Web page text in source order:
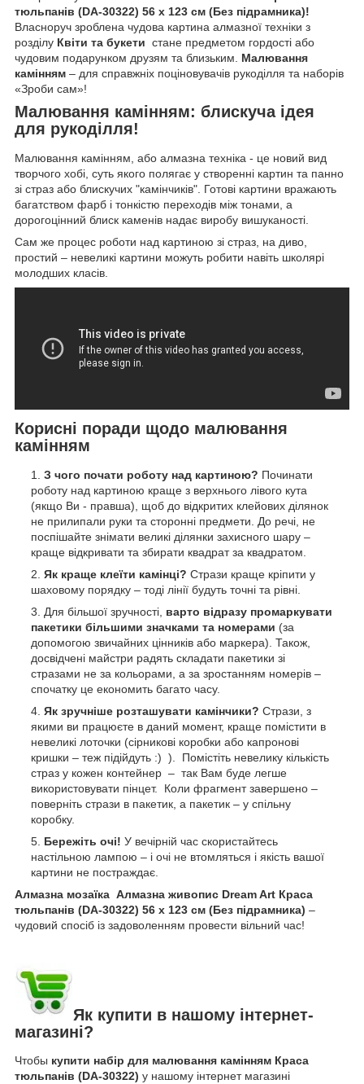
тюльпанів (DA-30322) 56 х 123 см (Без підрамника)!
Власноруч зроблена чудова картина алмазної техніки з
розділу Квіти та букети стане предметом гордості або
чудовим подарунком друзям та близьким. Малювання
камінням – для справжніх поціновувачів рукоділля та наборів
«Зроби сам»!
Малювання камінням: блискуча ідея
для рукоділля!
Малювання камінням, або алмазна техніка - це новий вид
творчого хобі, суть якого полягає у створенні картин та панно
зі страз або блискучих "камінчиків". Готові картини вражають
багатством фарб і тонкістю переходів між тонами, а
дорогоцінний блиск каменів надає виробу вишуканості.
Сам же процес роботи над картиною зі страз, на диво,
простий – невеликі картини можуть робити навіть школярі
молодших класів.
Корисні поради щодо малювання
камінням
З чого почати роботу над картиною? Починати
роботу над картиною краще з верхнього лівого кута
(якщо Ви - правша), щоб до відкритих клейових ділянок
не прилипали руки та сторонні предмети. До речі, не
поспішайте знімати великі ділянки захисного шару –
краще відкривати та збирати квадрат за квадратом.
Як краще клеїти камінці? Стрази краще кріпити у
шаховому порядку – тоді лінії будуть точні та рівні.
Для більшої зручності, варто відразу промаркувати
пакетики більшими значками та номерами (за
допомогою звичайних цінників або маркера). Також,
досвідчені майстри радять складати пакетики зі
стразами не за кольорами, а за зростанням номерів –
спочатку це економить багато часу.
Як зручніше розташувати камінчики? Стрази, з
якими ви працюєте в даний момент, краще помістити в
невеликі лоточки (сірникові коробки або капронові
кришки – теж підійдуть :) ). Помістіть невелику кількість
страз у кожен контейнер – так Вам буде легше
використовувати пінцет. Коли фрагмент завершено –
поверніть стрази в пакетик, а пакетик – у спільну
коробку.
Бережіть очі! У вечірній час скористайтесь
настільною лампою – і очі не втомляться і якість вашої
картини не постраждає.
Алмазна мозаїка Алмазна живопис Dream Art Краса
тюльпанів (DA-30322) 56 х 123 см (Без підрамника) –
чудовий спосіб із задоволенням провести вільний час!
Як купити в нашому інтернет-
магазині?
Чтобы купити набір для малювання камінням Краса
тюльпанів (DA-30322) у нашому інтернет магазині